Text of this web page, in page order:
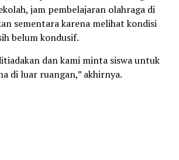
jam pembelajaran olahraga di
sementara karena melihat kondisi
belum kondusif.
dan kami minta siswa untuk
di luar ruangan,” akhirnya.